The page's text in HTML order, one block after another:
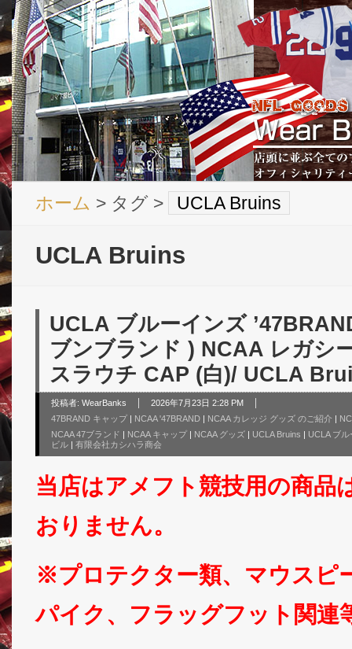
ホーム > タグ > UCLA Bruins
UCLA Bruins
UCLA ブルーインズ
ブンブランド ) NCAA レガシ
スラウチ CAP (白)/ UCLA
投稿者: WearBanks
2026年7月23日 2:28 PM
47BRAND キャップ | NCAA '47BRAND | NCAA カレッジ グッズ のご紹介 |
NCAA 47ブランド | NCAA キャップ | NCAA グッズ | UCLA Bruins | UCLA ブ
ビル | 有限会社カシハラ商会
当店はアメフト競技用の商品
おりません。
※プロテクター類、マウスピ
パイク、フラッグフット関連